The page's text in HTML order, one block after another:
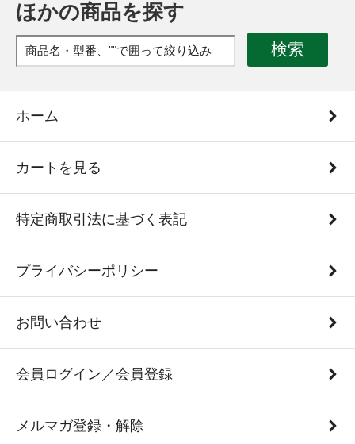
ほかの商品を探す
検索
ホーム
カートを見る
特定商取引法に基づく表記
プライバシーポリシー
お問い合わせ
会員ログイン／会員登録
メルマガ登録・解除